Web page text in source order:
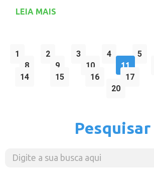
LEIA MAIS
1 2 3 4 5
8
9 10 11
14
15 16 17
20
Pesquisar